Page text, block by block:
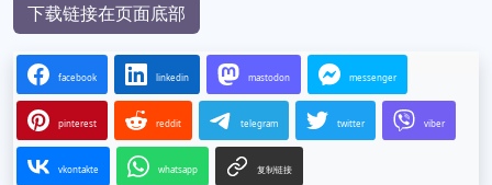
下载链接在页面底部
facebook linkedin mastodon messenger
pinterest reddit telegram twitter viber
vkontakte whatsapp 复制链接